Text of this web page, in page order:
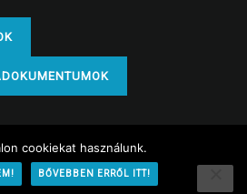
GDPR - Okosan
cookiekat használunk.
BŐVEBBEN ERRŐL ITT!